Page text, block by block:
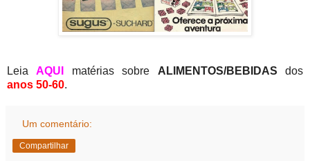
LeiaAQUI matérias sobre ALIMENTOS/BEBIDASdos
anos 50-60.
Um comentário:
Compartilhar